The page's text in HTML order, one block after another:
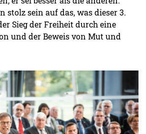
stolz sein auf das, was dieser 3.
Sieg der Freiheit durch eine
und der Beweis von Mut und